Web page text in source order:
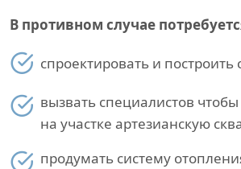
В противном случае
спроектировать и построить
вызвать специалистов чтобы
на участке артезианскую
продумать систему